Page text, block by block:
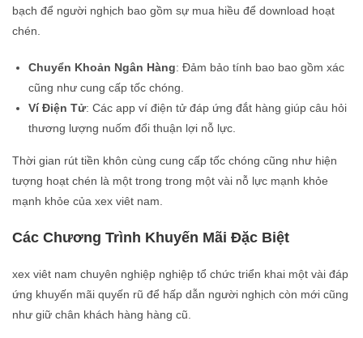
bạch để người nghịch bao gồm sự mua hiều để download hoạt
chén.
Chuyển Khoản Ngân Hàng: Đảm bảo tính bao bao gồm xác
cũng như cung cấp tốc chóng.
Ví Điện Tử: Các app ví điện tử đáp ứng đắt hàng giúp câu hỏi
thương lượng nuốm đổi thuận lợi nỗ lực.
Thời gian rút tiền khôn cùng cung cấp tốc chóng cũng như hiện
tượng hoạt chén là một trong trong một vài nỗ lực mạnh khỏe
mạnh khỏe của xex viêt nam.
Các Chương Trình Khuyến Mãi Đặc Biệt
xex viêt nam chuyên nghiệp nghiệp tổ chức triển khai một vài đáp
ứng khuyến mãi quyến rũ để hấp dẫn người nghịch còn mới cũng
như giữ chân khách hàng hàng cũ.